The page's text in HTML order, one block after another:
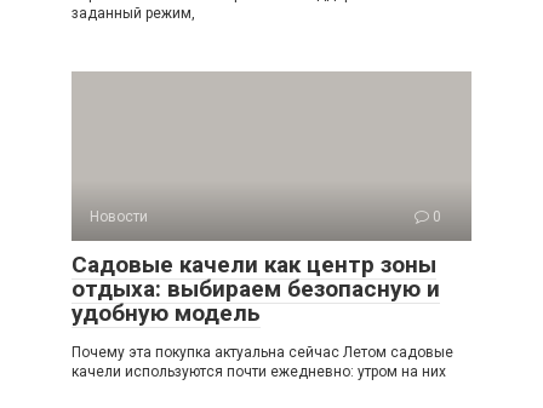
заданный режим,
Новости 0
Садовые качели как центр зоны
отдыха: выбираем безопасную и
удобную модель
Почему эта покупка актуальна сейчас Летом садовые
качели используются почти ежедневно: утром на них